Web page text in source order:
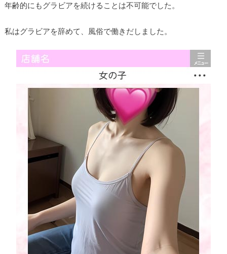
年齢的にもグラビアを続けることは不可能でした。
私はグラビアを辞めて、風俗で働きだしました。